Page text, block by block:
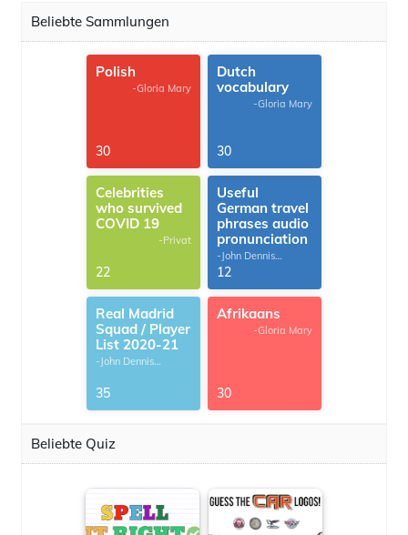
Beliebte Sammlungen
Polish
-Gloria Mary
30
Dutch
vocabulary
-Gloria Mary
30
Celebrities
who survived
COVID 19
-Privat
22
Useful
German travel
phrases audio
pronunciation
-John Dennis
G.Thomas
12
Real Madrid
Squad / Player
List 2020-21
-John Dennis
35
Afrikaans
-Gloria Mary
30
Beliebte Quiz